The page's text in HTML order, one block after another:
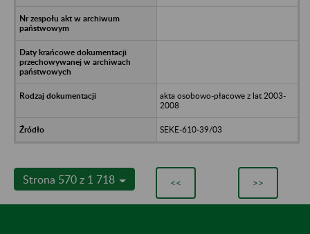
akta osobowo-płacowe z lat 2003-
2008
SEKE-610-39/03
Strona 570 z 1 718 << >>